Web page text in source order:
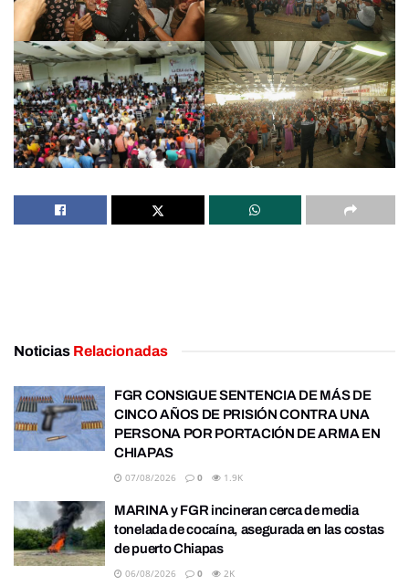
Noticias Relacionadas
FGR CONSIGUE SENTENCIA DE MÁS DE
CINCO AÑOS DE PRISIÓN CONTRA UNA
PERSONA POR PORTACIÓN DE ARMA EN
CHIAPAS
07/08/2026 0 1.9K
MARINA y FGR incineran cerca de media
tonelada de cocaína, asegurada en las costas
de puerto Chiapas
06/08/2026 0 2K